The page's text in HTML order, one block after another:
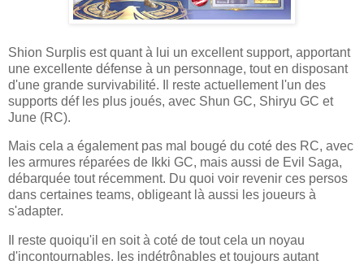
Shion Surplis est quant à lui un excellent support, apportant
une excellente défense à un personnage, tout en disposant
d'une grande survivabilité. Il reste actuellement l'un des
supports déf les plus joués, avec Shun GC, Shiryu GC et
June (RC).
Mais cela a également pas mal bougé du coté des RC, avec
les armures réparées de Ikki GC, mais aussi de Evil Saga,
débarquée tout récemment. Du quoi voir revenir ces persos
dans certaines teams, obligeant là aussi les joueurs à
s'adapter.
Il reste quoiqu'il en soit à coté de tout cela un noyau
d'incontournables. les indétrônables et toujours autant